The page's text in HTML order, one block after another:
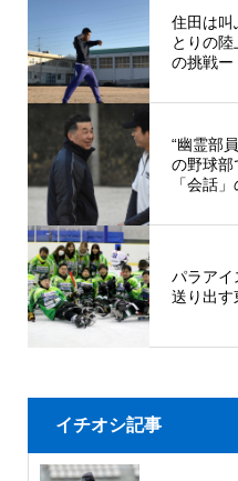
住田は叫
とりの陸
の挑戦ー
“幽霊部
の野球部
「会話
パラアイ
送り出す
イチオシ記事